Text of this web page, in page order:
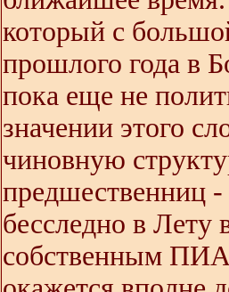
который с
прошлого года в
пока еще не
значении этого
чиновную
предшественниц
бесследно в Лету
собственным